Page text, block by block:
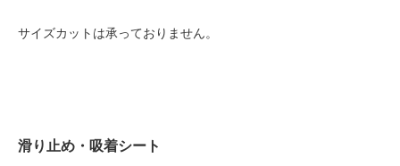
サイズカットは承っておりません。
滑り止め・吸着シート